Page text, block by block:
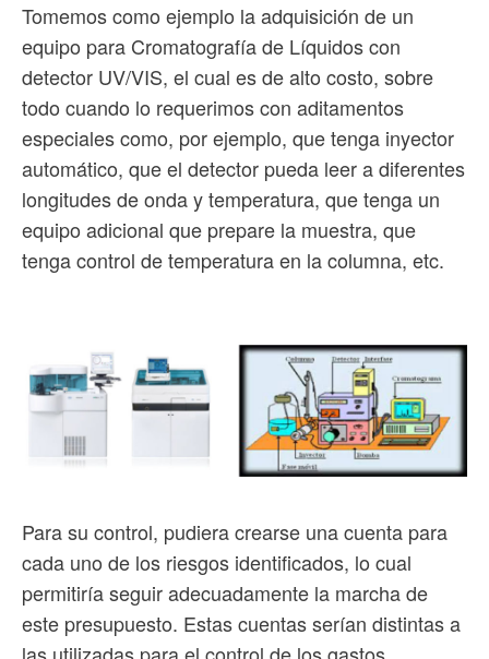
Tomemos como ejemplo la adquisición de un
equipo para Cromatografía de Líquidos con
detector UV/VIS, el cual es de alto costo, sobre
todo cuando lo requerimos con aditamentos
especiales como, por ejemplo, que tenga inyector
automático, que el detector pueda leer a diferentes
longitudes de onda y temperatura, que tenga un
equipo adicional que prepare la muestra, que
tenga control de temperatura en la columna, etc.
Para su control, pudiera crearse una cuenta para
cada uno de los riesgos identificados, lo cual
permitiría seguir adecuadamente la marcha de
este presupuesto. Estas cuentas serían distintas a